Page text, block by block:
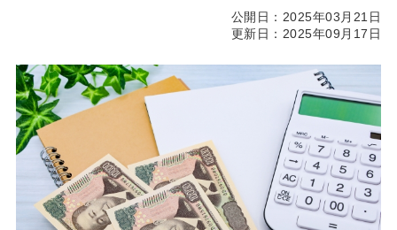
公開日：2025年03月21日
更新日：2025年09月17日